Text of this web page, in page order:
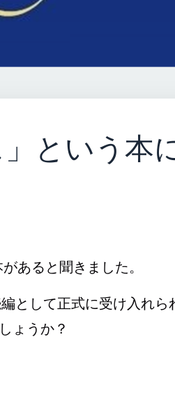
という本
あると聞きました。
して正式に受け入れら
ょうか？